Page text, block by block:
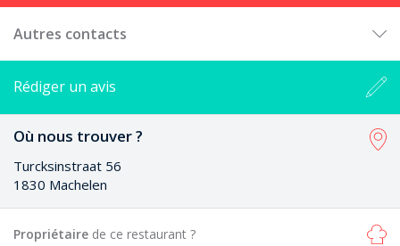
Autres contacts
Rédiger un avis
Où nous trouver ?
Turcksinstraat 56
1830 Machelen
Propriétaire de ce restaurant ?